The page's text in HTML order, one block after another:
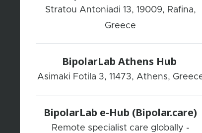
Stratou Antoniadi 13, 19009, Rafina,
Greece
BipolarLab Athens Hub
Asimaki Fotila 3, 11473, Athens,
BipolarLab e-Hub (Bipolar.care)
Remote specialist care globally -